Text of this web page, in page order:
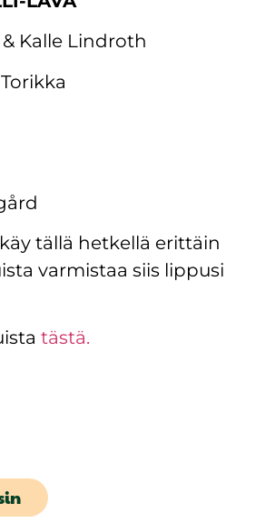
& Kalle Lindroth
tällä hetkellä erittäin
varmistaa siis lippusi
tästä.